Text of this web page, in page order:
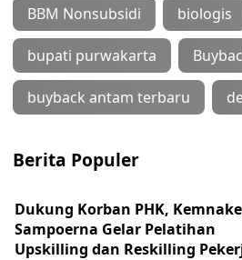
BBM Nonsubsidi biologis
bupati purwakarta
buyback antam terbaru
Berita Populer
Dukung Korban PHK,
Sampoerna Gelar Pelatihan
Upskilling dan Reskilling